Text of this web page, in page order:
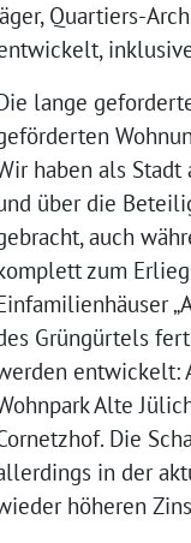
Quartiers-
lange
haben als Stadt
über die
auch
zum
Grüngürtels
entwickelt:
Alte
Die
in der
höheren